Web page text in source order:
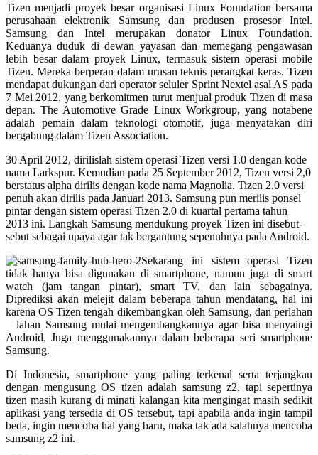
Tizen menjadi proyek besar organisasi Linux Foundation bersama
perusahaan elektronik Samsung dan produsen prosesor Intel.
Samsung dan Intel merupakan donator Linux Foundation.
Keduanya duduk di dewan yayasan dan memegang pengawasan
lebih besar dalam proyek Linux, termasuk sistem operasi mobile
Tizen. Mereka berperan dalam urusan teknis perangkat keras. Tizen
mendapat dukungan dari operator seluler Sprint Nextel asal AS pada
7 Mei 2012, yang berkomitmen turut menjual produk Tizen di masa
depan. The Automotive Grade Linux Workgroup, yang notabene
adalah pemain dalam teknologi otomotif, juga menyatakan diri
bergabung dalam Tizen Association.
30 April 2012, dirilislah sistem operasi Tizen versi 1.0 dengan kode
nama Larkspur. Kemudian pada 25 September 2012, Tizen versi 2,0
berstatus alpha dirilis dengan kode nama Magnolia. Tizen 2.0 versi
penuh akan dirilis pada Januari 2013. Samsung pun merilis ponsel
pintar dengan sistem operasi Tizen 2.0 di kuartal pertama tahun
2013 ini. Langkah Samsung mendukung proyek Tizen ini disebut-
sebut sebagai upaya agar tak bergantung sepenuhnya pada Android.
Sekarang ini sistem operasi Tizen
tidak hanya bisa digunakan di smartphone, namun juga di smart
watch (jam tangan pintar), smart TV, dan lain sebagainya.
Diprediksi akan melejit dalam beberapa tahun mendatang, hal ini
karena OS Tizen tengah dikembangkan oleh Samsung, dan perlahan
– lahan Samsung mulai mengembangkannya agar bisa menyaingi
Android. Juga menggunakannya dalam beberapa seri smartphone
Samsung.
Di Indonesia, smartphone yang paling terkenal serta terjangkau
dengan mengusung OS tizen adalah samsung z2, tapi sepertinya
tizen masih kurang di minati kalangan kita mengingat masih sedikit
aplikasi yang tersedia di OS tersebut, tapi apabila anda ingin tampil
beda, ingin mencoba hal yang baru, maka tak ada salahnya mencoba
samsung z2 ini.